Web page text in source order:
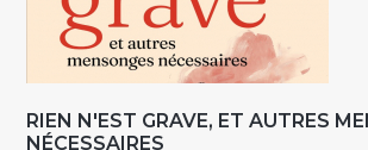
RIEN N'EST GRAVE, ET AUTRES
NÉCESSAIRES